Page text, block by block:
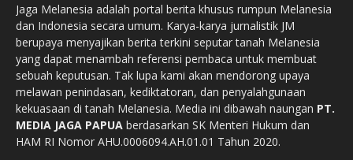
Jaga Melanesia adalah portal berita khusus rumpun Melanesia
dan Indonesia secara umum. Karya-karya jurnalistik JM
berupaya menyajikan berita terkini seputar tanah Melanesia
yang dapat menambah referensi pembaca untuk membuat
sebuah keputusan. Tak lupa kami akan mendorong upaya
melawan penindasan, kediktatoran, dan penyalahgunaan
kekuasaan di tanah Melanesia. Media ini dibawah naungan PT.
MEDIA JAGA PAPUA berdasarkan SK Menteri Hukum dan
HAM RI Nomor AHU.0006094.AH.01.01 Tahun 2020.